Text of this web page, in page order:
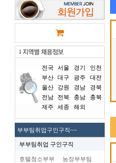
전국 서울 경기
인천
부산 대구 광주
대전
울산
강원 경남
경북
전남
전북 충남
충북
제주
세종 해외
부부팀취업구인구직~~
부부팀취업 구인구직
호텔청소부부 농장부부팀